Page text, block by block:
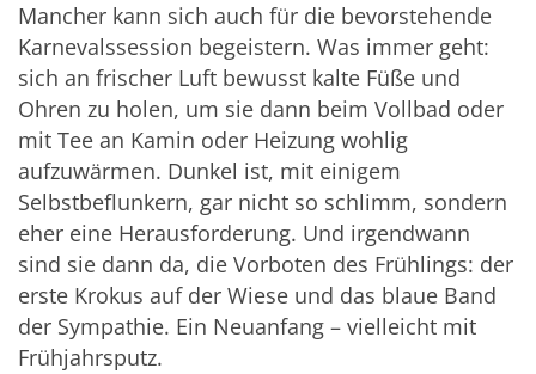
Mancher kann sich auch für die bevorstehende
Karnevalssession begeistern. Was immer geht:
sich an frischer Luft bewusst kalte Füße und
Ohren zu holen, um sie dann beim Vollbad oder
mit Tee an Kamin oder Heizung wohlig
aufzuwärmen. Dunkel ist, mit einigem
Selbstbeflunkern, gar nicht so schlimm, sondern
eher eine Herausforderung. Und irgendwann
sind sie dann da, die Vorboten des Frühlings: der
erste Krokus auf der Wiese und das blaue Band
der Sympathie. Ein Neuanfang – vielleicht mit
Frühjahrsputz.